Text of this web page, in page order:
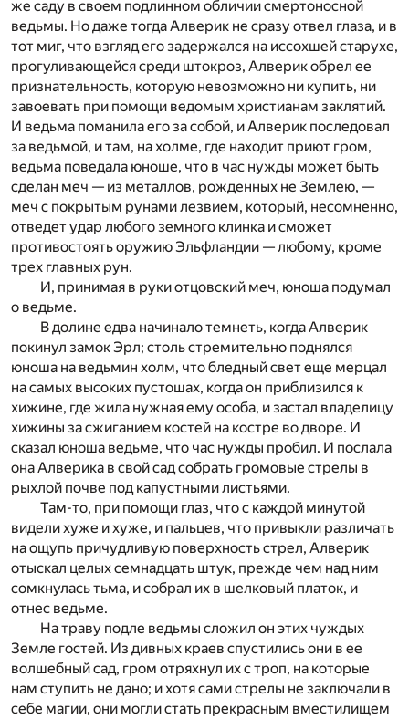
же саду в своем подлинном обличии смертоносной
ведьмы. Но даже тогда Алверик не сразу отвел глаза, и в
тот миг, что взгляд его задержался на иссохшей старухе,
прогуливающейся среди штокроз, Алверик обрел ее
признательность, которую невозможно ни купить, ни
завоевать при помощи ведомым христианам заклятий.
И ведьма поманила его за собой, и Алверик последовал
за ведьмой, и там, на холме, где находит приют гром,
ведьма поведала юноше, что в час нужды может быть
сделан меч — из металлов, рожденных не Землею, —
меч с покрытым рунами лезвием, который, несомненно,
отведет удар любого земного клинка и сможет
противостоять оружию Эльфландии — любому, кроме
трех главных рун.
И, принимая в руки отцовский меч, юноша подумал
о ведьме.
В долине едва начинало темнеть, когда Алверик
покинул замок Эрл; столь стремительно поднялся
юноша на ведьмин холм, что бледный свет еще мерцал
на самых высоких пустошах, когда он приблизился к
хижине, где жила нужная ему особа, и застал владелицу
хижины за сжиганием костей на костре во дворе. И
сказал юноша ведьме, что час нужды пробил. И послала
она Алверика в свой сад собрать громовые стрелы в
рыхлой почве под капустными листьями.
Там-то, при помощи глаз, что с каждой минутой
видели хуже и хуже, и пальцев, что привыкли различать
на ощупь причудливую поверхность стрел, Алверик
отыскал целых семнадцать штук, прежде чем над ним
сомкнулась тьма, и собрал их в шелковый платок, и
отнес ведьме.
На траву подле ведьмы сложил он этих чуждых
Земле гостей. Из дивных краев спустились они в ее
волшебный сад, гром отряхнул их с троп, на которые
нам ступить не дано; и хотя сами стрелы не заключали в
себе магии, они могли стать прекрасным вместилищем